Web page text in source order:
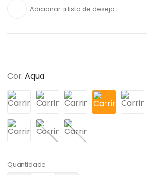
Cor: Aqua
Quantidade